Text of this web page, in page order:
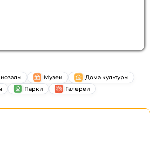
Музеи
Дома культуры
Парки Галереи